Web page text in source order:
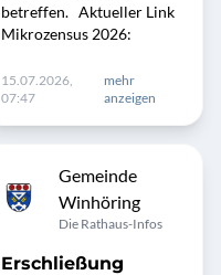
betreffen. Aktueller Link
Mikrozensus 2026:
15.07.2026,
07:47
mehr
anzeigen
Gemeinde
Winhöring
Die Rathaus-Infos
Erschließung